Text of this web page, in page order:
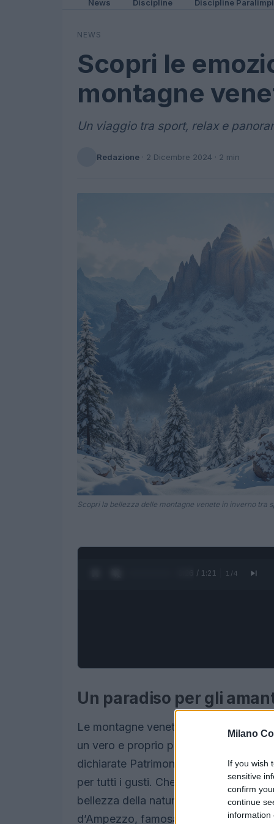
Milano
If you wish
sensitive
confirm
continue
information
News Discipline Discipline
NEWS
Scopri le
montagne
Un viaggio tra sport, relax e
Redazione · 2 Dicembre 2024 · 2 min
Scopri la bellezza delle montagne venete in inverno tra
0:27 / 1:21 1 /4
Un paradiso per gli
Le montagne venete, con le loro cime
un vero e proprio paradiso per gli
dichiarate Patrimonio dell’Umanità
per tutti i gusti. Che si tratti di sciare,
bellezza della natura, ogni visitatore
d’Ampezzo, famosa per le sue piste